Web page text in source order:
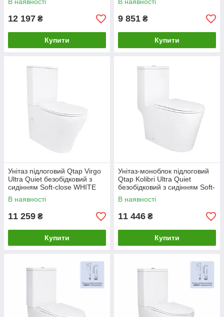
12 197 ₴
Купити
9 851 ₴
Купити
Унітаз підлоговий Qtap Virgo
Ultra Quiet безобідковий з
сидінням Soft-close WHITE
QT18226092AW
В наявності
11 259 ₴
Купити
Унітаз-моноблок підлоговий
Qtap Kolibri Ultra Quiet
безобідковий з сидінням Soft-
close WHITE QT10226380W
В наявності
11 446 ₴
Купити